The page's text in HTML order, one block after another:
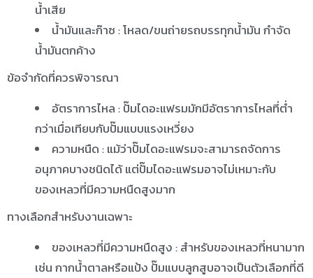
น้ำเสีย
น้ำมันและก๊าซ : โหลด/ขนถ่ายรถบรรทุกน้ำมัน กำจัด
น้ำมันตกค้าง
ข้อจำกัดที่ควรพิจารณา
อัตราการไหล : ปั๊มไดอะแฟรมมักมีอัตราการไหลที่ต่ำ
กว่าเมื่อเทียบกับปั๊มแบบแรงเหวี่ยง
ความหนืด : แม้ว่าปั๊มไดอะแฟรมจะสามารถจัดการ
อนุภาคบางชนิดได้ แต่ปั๊มไดอะแฟรมอาจไม่เหมาะกับ
ของเหลวที่มีความหนืดสูงมาก
ทางเลือกสำหรับงานเฉพาะ
ของเหลวที่มีความหนืดสูง : สำหรับของเหลวที่หนามาก
เช่น กากน้ำตาลหรือแป้ง ปั๊มแบบลูกสูบอาจเป็นตัวเลือกที่ดี